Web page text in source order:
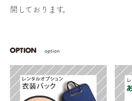
開しております。
option